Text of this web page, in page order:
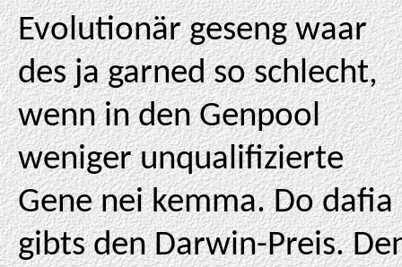
Evolutionär geseng waar
des ja garned so schlecht,
wenn in den Genpool
weniger unqualifizierte
Gene nei kemma. Do dafia
gibts den Darwin-Preis.